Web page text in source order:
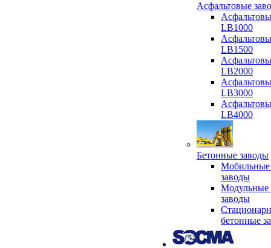
Асфальтовые
LB1000
LB1500
LB2000
LB3000
LB4000
Бетонные заводы
Мобильные
заводы
Модульные
заводы
бетонные